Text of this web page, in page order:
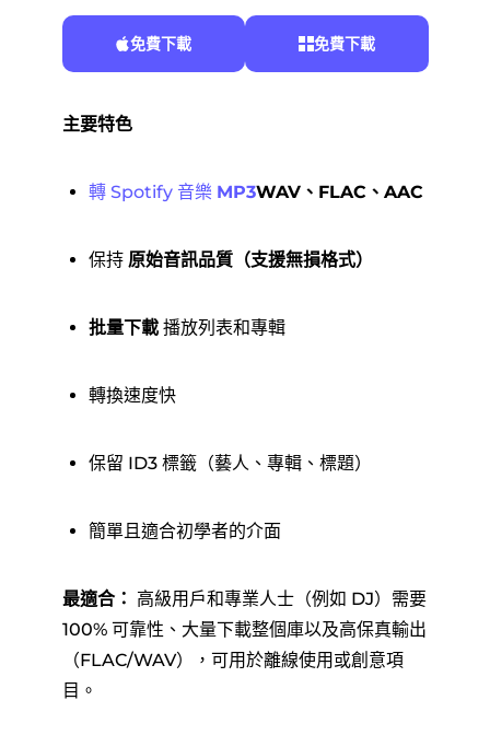
免費下載 免費下載
主要特色
轉 Spotify 音樂 MP3WAV、FLAC、AAC
保持 原始音訊品質（支援無損格式）
批量下載播放列表和專輯
轉換速度快
保留 ID3 標籤（藝人、專輯、標題）
簡單且適合初學者的介面
最適合： 高級用戶和專業人士（例如 DJ）需要
100% 可靠性、大量下載整個庫以及高保真輸出
（FLAC/WAV），可用於離線使用或創意項
目。